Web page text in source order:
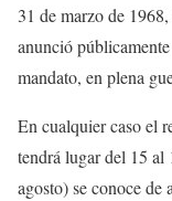
31 de marzo de
anunció
mandato, en plena
En cualquier caso el
tendrá lugar del 15
agosto) se conoce de